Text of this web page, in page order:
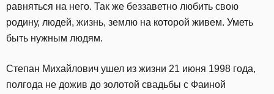
равняться на него. Так же беззаветно любить свою
родину, людей, жизнь, землю на которой живем. Уметь
быть нужным людям.
Степан Михайлович ушел из жизни 21 июня 1998 года,
полгода не дожив до золотой свадьбы с Фаиной